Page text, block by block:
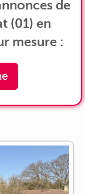
de
(01) en
mesure :